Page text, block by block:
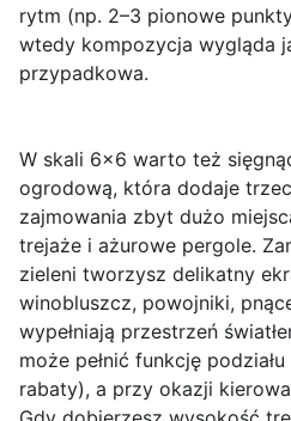
rytm (np. 2–3 pionowe
wtedy kompozycja wygląda
przypadkowa.
W skali 6×6 warto też
ogrodową, która dodaje
zajmowania zbyt dużo
trejaże i ażurowe pergole.
zieleni tworzysz delikatny
winobluszcz, powojniki,
wypełniają przestrzeń
może pełnić funkcję
rabaty), a przy okazji